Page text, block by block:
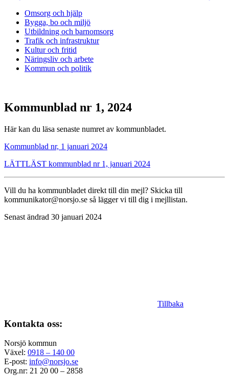
Omsorg och hjälp
Bygga, bo och miljö
Utbildning och barnomsorg
Trafik och infrastruktur
Kultur och fritid
Näringsliv och arbete
Kommun och politik
Kommunblad nr 1, 2024
Här kan du läsa senaste numret av kommunbladet.
Kommunblad nr, 1 januari 2024
LÄTTLÄST kommunblad nr 1, januari 2024
Vill du ha kommunbladet direkt till din mejl? Skicka till
kommunikator@norsjo.se så lägger vi till dig i mejllistan.
Senast ändrad 30 januari 2024
Tillbaka
Kontakta oss:
Norsjö kommun
Växel: 0918 – 140 00
E-post: info@norsjo.se
Org.nr: 21 20 00 – 2858